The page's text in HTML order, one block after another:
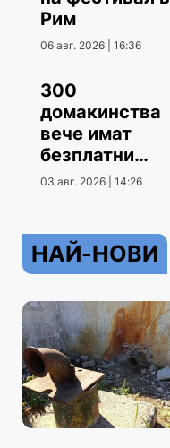
Рим
06 авг. 2026 | 16:36
300
домакинства
вече имат
безплатни
климатици
03 авг. 2026 | 14:26
НАЙ-НОВИ